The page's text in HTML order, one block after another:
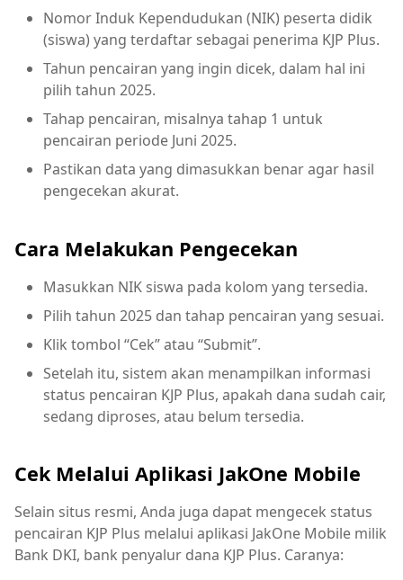
Nomor Induk Kependudukan (NIK) peserta didik
(siswa) yang terdaftar sebagai penerima KJP Plus.
Tahun pencairan yang ingin dicek, dalam hal ini
pilih tahun 2025.
Tahap pencairan, misalnya tahap 1 untuk
pencairan periode Juni 2025.
Pastikan data yang dimasukkan benar agar hasil
pengecekan akurat.
Cara Melakukan Pengecekan
Masukkan NIK siswa pada kolom yang tersedia.
Pilih tahun 2025 dan tahap pencairan yang sesuai.
Klik tombol “Cek” atau “Submit”.
Setelah itu, sistem akan menampilkan informasi
status pencairan KJP Plus, apakah dana sudah cair,
sedang diproses, atau belum tersedia.
Cek Melalui Aplikasi JakOne Mobile
Selain situs resmi, Anda juga dapat mengecek status
pencairan KJP Plus melalui aplikasi JakOne Mobile milik
Bank DKI, bank penyalur dana KJP Plus. Caranya: